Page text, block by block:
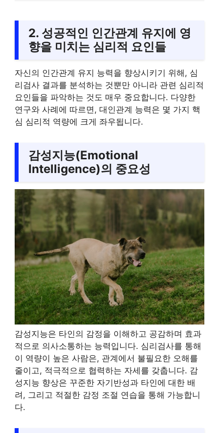
2. 성공적인 인간관계 유지에 영
향을 미치는 심리적 요인들
자신의 인간관계 유지 능력을 향상시키기 위해, 심
리검사 결과를 분석하는 것뿐만 아니라 관련 심리적
요인들을 파악하는 것도 매우 중요합니다. 다양한
연구와 사례에 따르면, 대인관계 능력은 몇 가지 핵
심 심리적 역량에 크게 좌우됩니다.
감성지능(Emotional
Intelligence)의 중요성
감성지능은 타인의 감정을 이해하고 공감하며 효과
적으로 의사소통하는 능력입니다. 심리검사를 통해
이 역량이 높은 사람은, 관계에서 불필요한 오해를
줄이고, 적극적으로 협력하는 자세를 갖춥니다. 감
성지능 향상은 꾸준한 자기반성과 타인에 대한 배
려, 그리고 적절한 감정 조절 연습을 통해 가능합니
다.